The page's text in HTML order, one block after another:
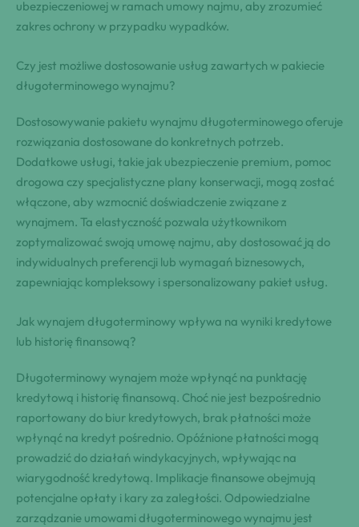
ubezpieczeniowej w ramach umowy najmu, aby zrozumieć
zakres ochrony w przypadku wypadków.
Czy jest możliwe dostosowanie usług zawartych w pakiecie
długoterminowego wynajmu?
Dostosowywanie pakietu wynajmu długoterminowego oferuje
rozwiązania dostosowane do konkretnych potrzeb.
Dodatkowe usługi, takie jak ubezpieczenie premium, pomoc
drogowa czy specjalistyczne plany konserwacji, mogą zostać
włączone, aby wzmocnić doświadczenie związane z
wynajmem. Ta elastyczność pozwala użytkownikom
zoptymalizować swoją umowę najmu, aby dostosować ją do
indywidualnych preferencji lub wymagań biznesowych,
zapewniając kompleksowy i spersonalizowany pakiet usług.
Jak wynajem długoterminowy wpływa na wyniki kredytowe
lub historię finansową?
Długoterminowy wynajem może wpłynąć na punktację
kredytową i historię finansową. Choć nie jest bezpośrednio
raportowany do biur kredytowych, brak płatności może
wpłynąć na kredyt pośrednio. Opóźnione płatności mogą
prowadzić do działań windykacyjnych, wpływając na
wiarygodność kredytową. Implikacje finansowe obejmują
potencjalne opłaty i kary za zaległości. Odpowiedzialne
zarządzanie umowami długoterminowego wynajmu jest